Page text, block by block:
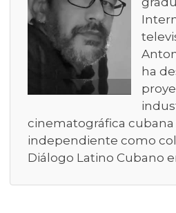
ha
cinematográfica cubana
independiente como
Diálogo Latino Cubano